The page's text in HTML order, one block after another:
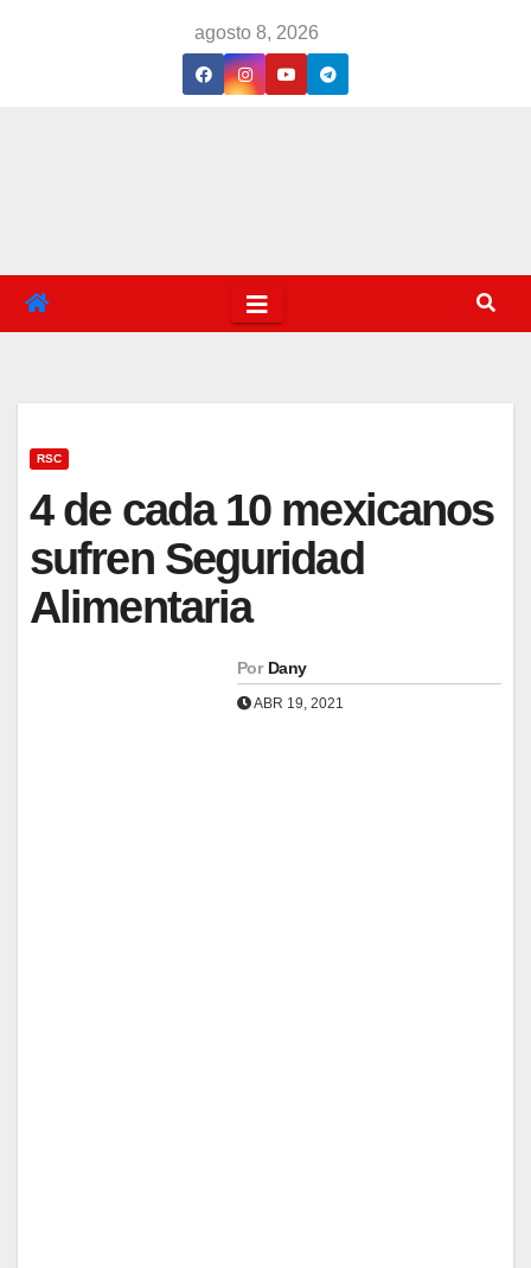
agosto 8, 2026
RSC
4 de cada 10 mexicanos
sufren Seguridad
Alimentaria
Por Dany
ABR 19, 2021